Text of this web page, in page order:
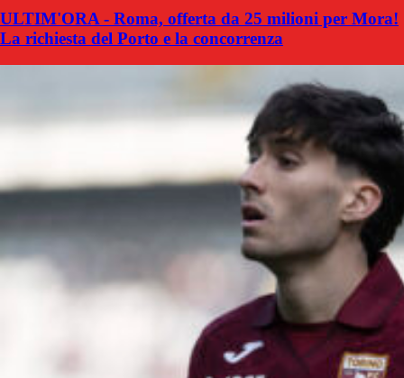
ULTIM'ORA - Roma, offerta da 25 milioni per Mora!
La richiesta del Porto e la concorrenza